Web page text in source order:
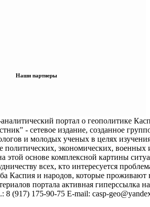
Наши партнеры
портал о геополитике
- сетевое издание, созданное
и молодых ученых в целях
политических, экономических, военных
этой основе комплексной картины
всех, кто интересуется
Каспия и народов, которые проживают
портала активная гиперссылка на
8 (917) 175-90-75 E-mail: casp-